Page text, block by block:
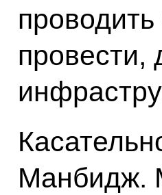
провести,
Манбидж.